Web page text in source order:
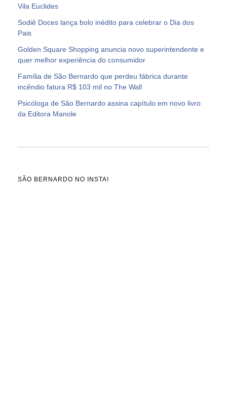
Vila Euclides
Sodiê Doces lança bolo inédito para celebrar o Dia dos
Pais
Golden Square Shopping anuncia novo superintendente e
quer melhor experiência do consumidor
Família de São Bernardo que perdeu fábrica durante
incêndio fatura R$ 103 mil no The Wall
Psicóloga de São Bernardo assina capítulo em novo livro
da Editora Manole
SÃO BERNARDO NO INSTA!